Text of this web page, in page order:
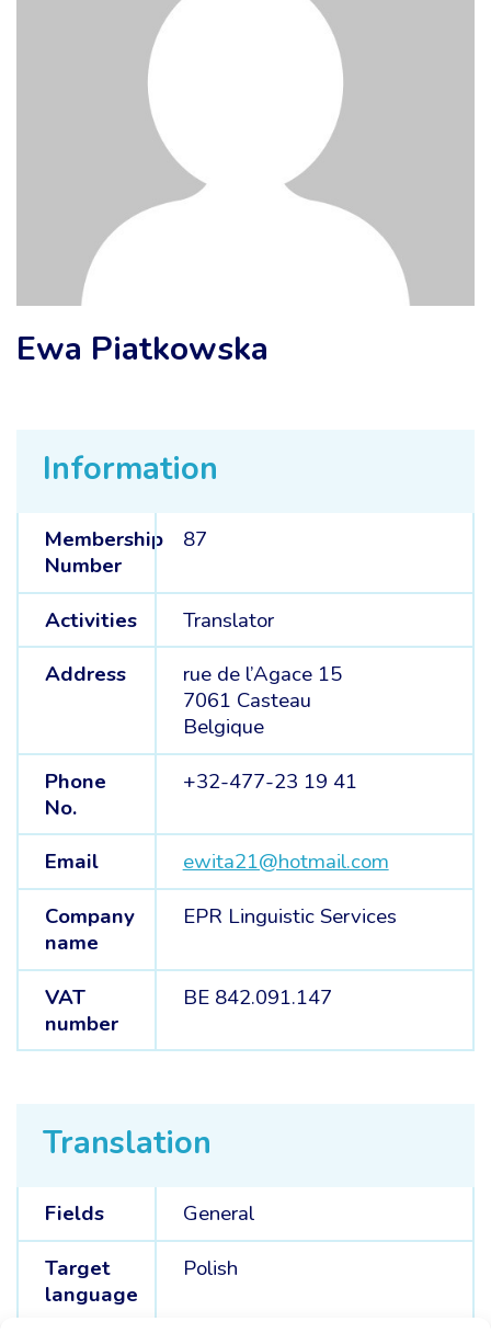
Information
Membership
Number
87
Activities
Translator
Address
rue de l’Agace 15
7061 Casteau
Belgique
Phone
No.
+32-477-23 19 41
Email
ewita21@hotmail.com
Company
name
EPR Linguistic Services
VAT
number
BE 842.091.147
Translation
Fields
General
Target
language
Polish
Ewa Piatkowska